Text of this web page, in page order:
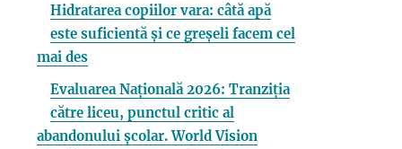
Hidratarea copiilor vara: câtă apă
este suficientă și ce greșeli facem cel
mai des
Evaluarea Națională 2026: Tranziția
către liceu, punctul critic al
abandonului școlar. World Vision